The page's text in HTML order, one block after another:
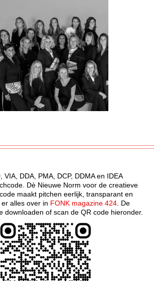
VIA, DDA, PMA, DCP, DDMA en IDEA
Dè Nieuwe Norm voor de creatieve
maakt pitchen eerlijk, transparant en
alles over in FONK magazine 424 . De
downloaden of scan de QR code hieronder.